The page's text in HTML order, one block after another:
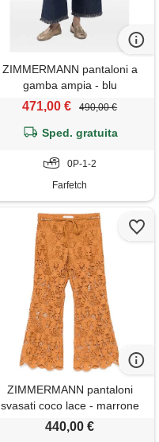
ZIMMERMANN pantaloni a
gamba ampia - blu
471,00 € 490,00 €
Sped. gratuita
0P-1-2
Farfetch
ZIMMERMANN pantaloni
svasati coco lace - marrone
440,00 €